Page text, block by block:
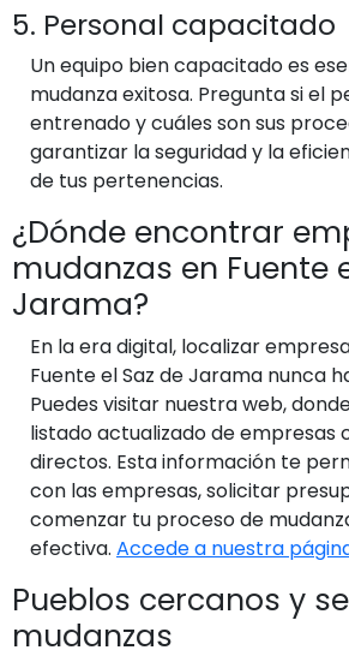
5. Personal capacitado
Un equipo bien capacitado es
mudanza exitosa. Pregunta si el
entrenado y cuáles son sus
garantizar la seguridad y la
de tus pertenencias.
¿Dónde encontrar
mudanzas en Fuente
Jarama?
En la era digital, localizar
Fuente el Saz de Jarama nunca
Puedes visitar nuestra web,
listado actualizado de empresas
directos. Esta información te
con las empresas, solicitar
comenzar tu proceso de
efectiva. Accede a nuestra
Pueblos cercanos y
mudanzas